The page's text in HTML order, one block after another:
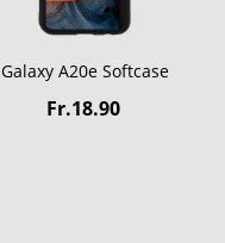
Galaxy A20e Softcase
Fr.18.90